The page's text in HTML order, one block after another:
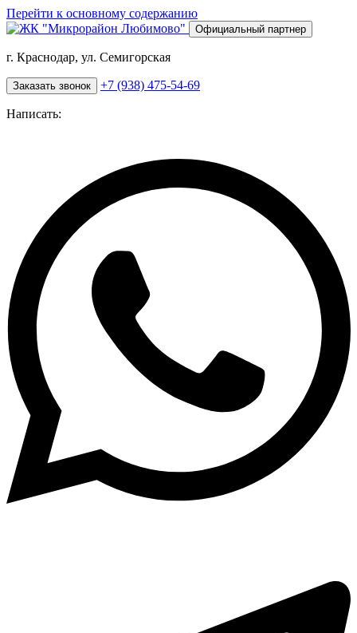
Перейти к основному содержанию
Официальный партнер
г. Краснодар, ул. Семигорская
Заказать звонок +7 (938) 475-54-69
Написать: